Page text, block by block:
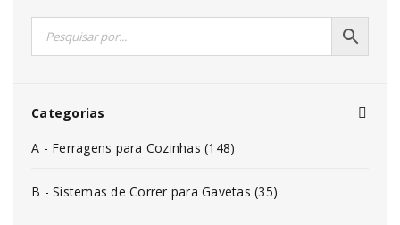
Categorias
A - Ferragens para Cozinhas (148)
B - Sistemas de Correr para Gavetas (35)